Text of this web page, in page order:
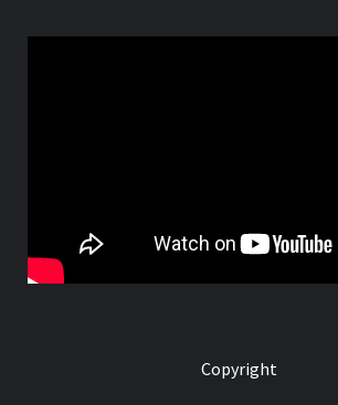
Copyright